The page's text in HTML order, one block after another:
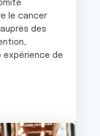
le cancer
des
expérience de